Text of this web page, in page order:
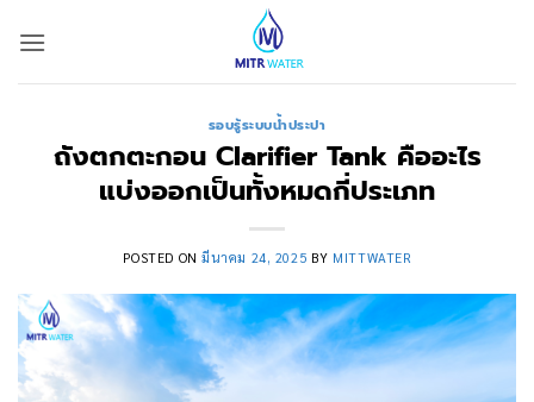
รอบรู้ระบบน้ำประปา
ถังตกตะกอน Clarifier Tank คืออะไร
แบ่งออกเป็นทั้งหมดกี่ประเภท
POSTED ONมีนาคม 24, 2025 BY MITTWATER